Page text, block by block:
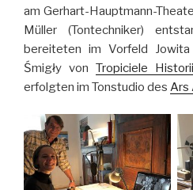
am Gerhart-Hauptmann-
Müller (Tontechniker)
bereiteten im Vorfeld
Śmigły von Tropiciele Historii
erfolgten im Tonstudio des Ars